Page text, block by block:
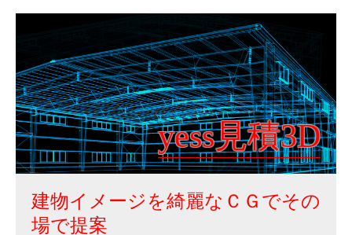
yess見積3D
建物イメージを綺麗なＣＧでその
場で提案